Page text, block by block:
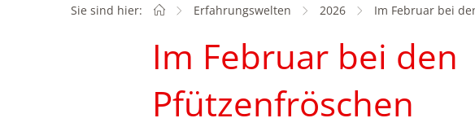
Sie sind hier: StartseiteErfahrungswelten 2026 Aktuell:
Im Februar bei
Im Februar bei den
Pfützenfröschen